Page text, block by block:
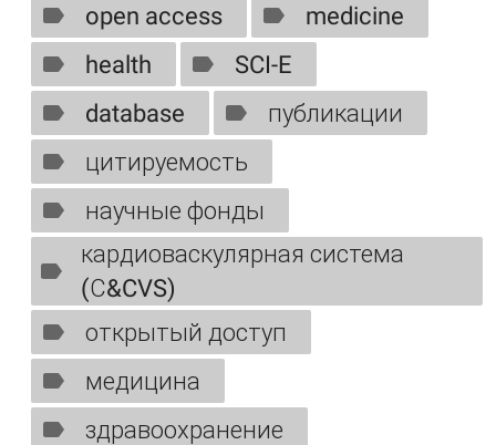
open access
medicine
health
SCI-E
database
публикации
цитируемость
научные фонды
кардиоваскулярная система
(С&CVS)
открытый доступ
медицина
здравоохранение